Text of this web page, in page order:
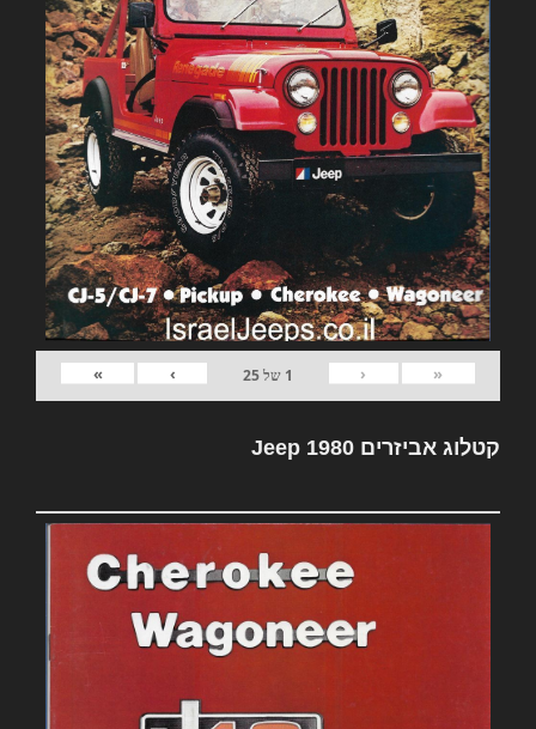
«
‹
1 של25
›
»
קטלוג אביזרים Jeep 1980